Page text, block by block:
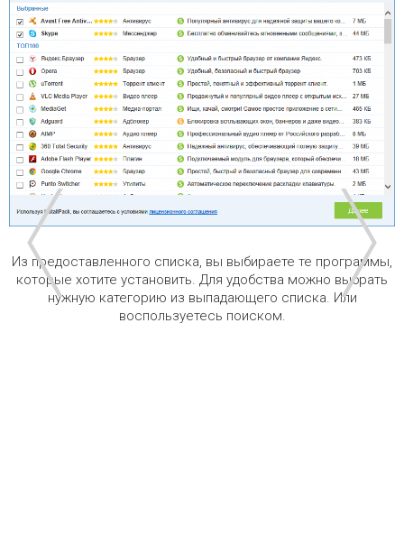
Из предоставленного списка, вы выбираете те программы,
которые хотите установить. Для удобства можно выбрать
нужную категорию из выпадающего списка. Или
воспользуетесь поиском.